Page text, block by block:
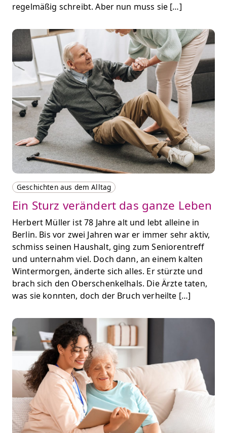
regelmäßig schreibt. Aber nun muss sie […]
Geschichten aus dem Alltag
Ein Sturz verändert das ganze Leben
Herbert Müller ist 78 Jahre alt und lebt alleine in
Berlin. Bis vor zwei Jahren war er immer sehr aktiv,
schmiss seinen Haushalt, ging zum Seniorentreff
und unternahm viel. Doch dann, an einem kalten
Wintermorgen, änderte sich alles. Er stürzte und
brach sich den Oberschenkelhals. Die Ärzte taten,
was sie konnten, doch der Bruch verheilte […]